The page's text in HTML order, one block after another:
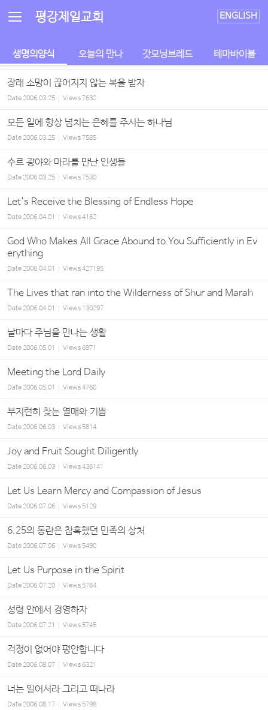
평강제일교회 ENGLISH
생명의양식 오늘의 만나 갓모닝브레드 테마바이블
장래 소망이 끊어지지 않는 복을 받자
Date2006.03.25 Views7632
모든 일에 항상 넘치는 은혜를 주시는 하나님
Date2006.03.25 Views7585
수르 광야와 마라를 만난 인생들
Date2006.03.25 Views7530
Let's Receive the Blessing of Endless Hope
Date2006.04.01 Views4162
God Who Makes All Grace Abound to You Sufficiently in Ev
erything
Date2006.04.01 Views427195
The Lives that ran into the Wilderness of Shur and Marah
Date2006.04.01 Views 130297
날마다 주님을 만나는 생활
Date2006.05.01 Views6971
Meeting the Lord Daily
Date2006.05.01 Views4760
부지런히 찾는 열매와 기쁨
Date2006.06.03 Views 5814
Joy and Fruit Sought Diligently
Date2006.06.03 Views436141
Let Us Learn Mercy and Compassion of Jesus
Date2006.07.06 Views 5129
6.25의 동란은 참혹했던 민족의 상처
Date2006.07.06 Views 5490
Let Us Purpose in the Spirit
Date2006.07.20 Views 5764
성령 안에서 경영하자
Date2006.07.21 Views 5745
걱정이 없어야 평안합니다
Date2006.08.07 Views6321
너는 일어서라 그리고 떠나라
Date2006.08.17 Views 5798